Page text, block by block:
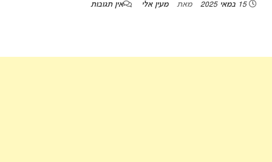
15 במאי 2025 מאת מעין אלי אין תגובות